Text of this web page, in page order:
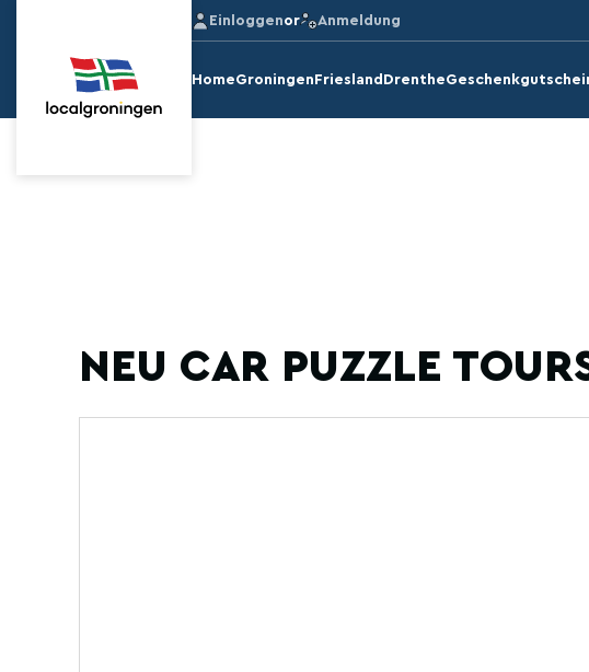
Einloggenor Anmeldung
HomeGroningen Friesland Drenthe
NEU CAR PUZZLE